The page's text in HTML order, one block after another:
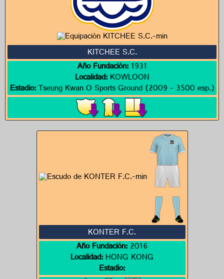
KITCHEE S.C.
Año Fundación:1931
Localidad:KOWLOON
Estadio:Tseung Kwan O Sports Ground (2009 - 3500 esp.)
KONTER F.C.
Año Fundación:2016
Localidad:HONG KONG
Estadio: